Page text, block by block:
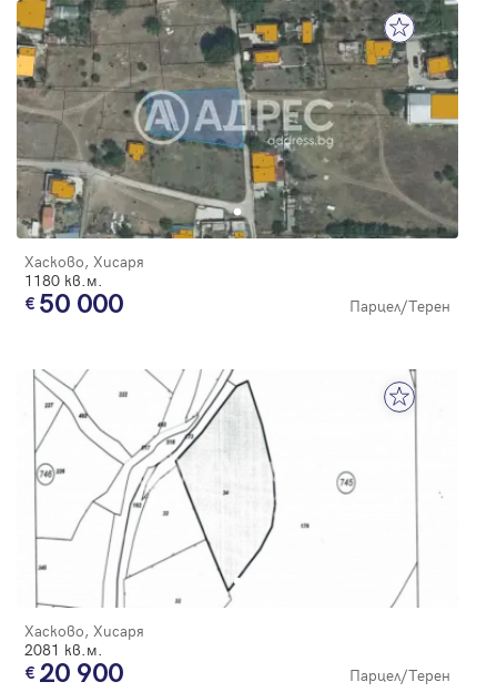
Хасково, Хисаря
1180 кв.м.
50 000 Парцел/Терен
Хасково, Хисаря
2081 кв.м.
20 900 Парцел/Терен